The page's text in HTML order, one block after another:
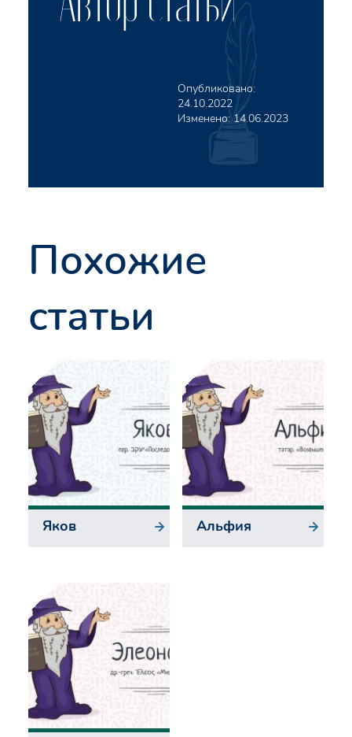
Опубликовано:
24.10.2022
Изменено:14.06.2023
Похожие
статьи
Яков Альфия